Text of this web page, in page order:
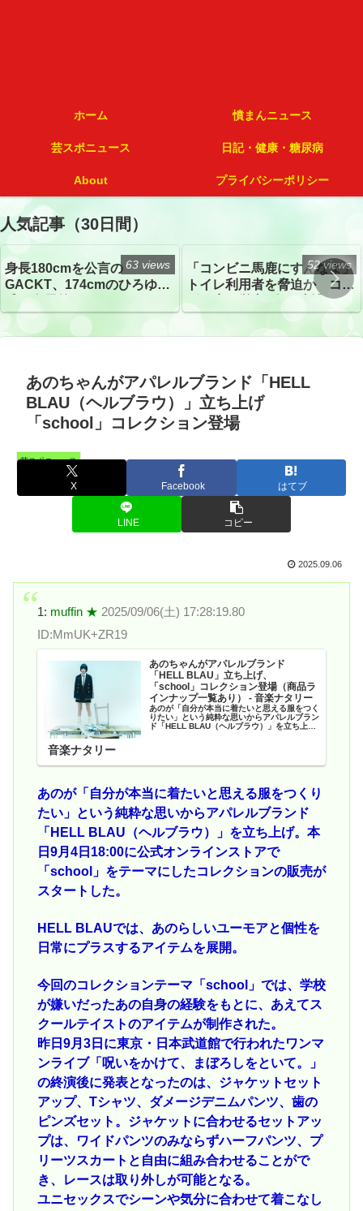
ホーム 憤まんニュース
芸スポニュース 日記・健康・糖尿病
About プライバシーポリシー
人気記事（30日間）
身長180cmを公言の
GACKT、174cmのひろゆき
トざわつき イベントでの写
真が話題
63 views
「コンビニ馬鹿にすんなよ」
トイレ利用者を脅迫か コン
52 views
あのちゃんがアパレルブランド「HELL
BLAU（ヘルブラウ）」立ち上げ
「school」コレクション登場
芸スポニュース
X Facebook はてブ
LINE コピー
2025.09.06
1: muffin ★ 2025/09/06(土) 17:28:19.80
ID:MmUK+ZR19
あのちゃんがアパレルブランド
「HELL BLAU」立ち上げ、
「school」コレクション登場（商品ラ
インナップ一覧あり） - 音楽ナタリー
あのが「自分が本当に着たいと思える服をつく
りたい」という純粋な思いからアパレルブラン
ド「HELL BLAU（ヘルブラウ）」を立ち上
音楽ナタリー
あのが「自分が本当に着たいと思える服をつくり
たい」という純粋な思いからアパレルブランド
「HELL BLAU（ヘルブラウ）」を立ち上げ。本
日9月4日18:00に公式オンラインストアで
「school」をテーマにしたコレクションの販売が
スタートした。
HELL BLAUでは、あのらしいユーモアと個性を
日常にプラスするアイテムを展開。
今回のコレクションテーマ「school」では、学校
が嫌いだったあの自身の経験をもとに、あえてス
クールテイストのアイテムが制作された。
昨日9月3日に東京・日本武道館で行われたワンマ
ンライブ「呪いをかけて、まぼろしをといて。」
の終演後に発表となったのは、ジャケットセット
アップ、Tシャツ、ダメージデニムパンツ、歯の
ピンズセット。ジャケットに合わせるセットアッ
プは、ワイドパンツのみならずハーフパンツ、プ
リーツスカートと自由に組み合わせることがで
き、レースは取り外しが可能となる。
ユニセックスでシーンや気分に合わせて着こなし